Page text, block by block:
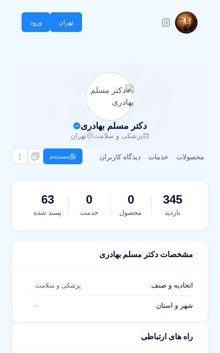
تهران ورود
دکتر مسلم بهادری
پزشکی و سلامت تهران
محصولات خدمات دیدگاه کاربران پسندیدم
345
بازدید
0
محصول
0
خدمت
63
پسند شده
مشخصات دکتر مسلم بهادری
اتحادیه و صنف پزشکی و سلامت
شهر و استان -
راه های ارتباطی